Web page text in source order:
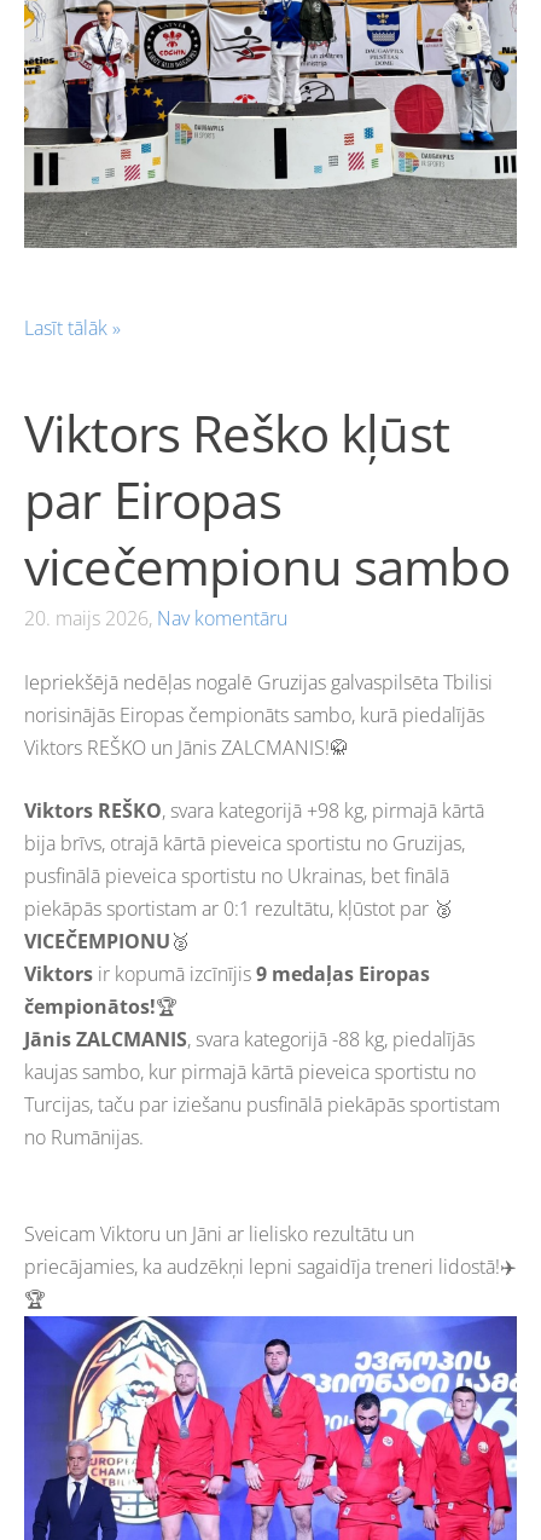
Lasīt tālāk »
Viktors Reško kļūst
par Eiropas
vicečempionu sambo
20. maijs 2026, Nav komentāru
Iepriekšējā nedēļas nogalē Gruzijas galvaspilsēta Tbilisi
norisinājās Eiropas čempionāts sambo, kurā piedalījās
Viktors REŠKO un Jānis ZALCMANIS!🥋
Viktors REŠKO, svara kategorijā +98 kg, pirmajā kārtā
bija brīvs, otrajā kārtā pieveica sportistu no Gruzijas,
pusfinālā pieveica sportistu no Ukrainas, bet finālā
piekāpās sportistam ar 0:1 rezultātu, kļūstot par 🥈
VICEČEMPIONU🥈
Viktors ir kopumā izcīnījis9 medaļas Eiropas
čempionātos!🏆
Jānis ZALCMANIS, svara kategorijā -88 kg, piedalījās
kaujas sambo, kur pirmajā kārtā pieveica sportistu no
Turcijas, taču par iziešanu pusfinālā piekāpās sportistam
no Rumānijas.
Sveicam Viktoru un Jāni ar lielisko rezultātu un
priecājamies, ka audzēkņi lepni sagaidīja treneri lidostā!✈️
🏆